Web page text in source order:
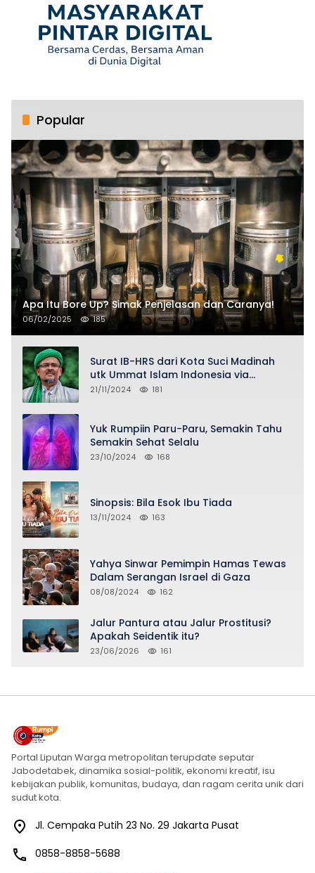
Popular
Apa Itu Bore Up? Simak Penjelasan dan Caranya!
06/02/2025 185
Surat IB-HRS dari Kota Suci Madinah
utk Ummat Islam Indonesia via
Penasihat DPP FPI Asy-Syeikh KH Buya
21/11/2024 181
Yuk Rumpiin Paru-Paru, Semakin Tahu
Semakin Sehat Selalu
23/10/2024 168
Sinopsis: Bila Esok Ibu Tiada
13/11/2024 163
Yahya Sinwar Pemimpin Hamas Tewas
Dalam Serangan Israel di Gaza
08/08/2024 162
Jalur Pantura atau Jalur Prostitusi?
Apakah Seidentik itu?
23/06/2026 161
Portal Liputan Warga metropolitan terupdate seputar
Jabodetabek, dinamika sosial-politik, ekonomi kreatif, isu
kebijakan publik, komunitas, budaya, dan ragam cerita unik dari
sudut kota.
Jl. Cempaka Putih 23 No. 29 Jakarta Pusat
0858-8858-5688